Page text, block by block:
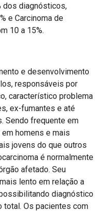
dos diagnósticos,
e Carcinoma de
10 a 15%.
e desenvolvimento
responsáveis por
característico problema
ex-fumantes e até
Sendo frequente em
homens e mais
jovens do que outros
é normalmente
afetado. Seu
lento em relação a
diagnóstico
total. Os pacientes com